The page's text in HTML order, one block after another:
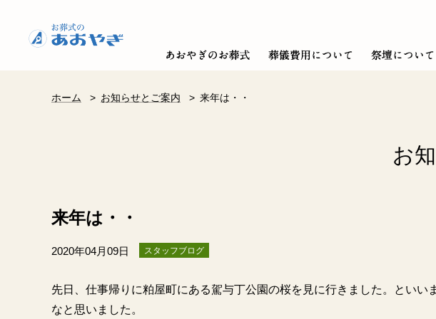
ホーム > お知らせとご案内 > 来年は・・
お
来年は・・
2020年04月09日 スタッフブログ
先日、仕事帰りに粕屋町にある駕与丁公園の桜を見に行きました。とい
なと思いました。